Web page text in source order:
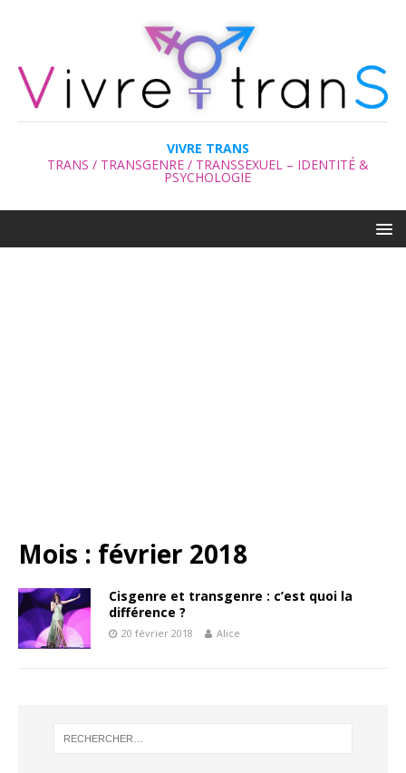
VIVRE TRANS
TRANS / TRANSGENRE / TRANSSEXUEL – IDENTITÉ &
PSYCHOLOGIE
Mois : février 2018
Cisgenre et transgenre : c’est quoi la
différence ?
20 février 2018 Alice